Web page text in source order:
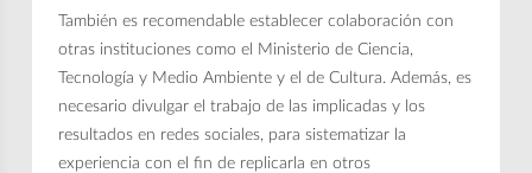
También es recomendable establecer colaboración con
otras instituciones como el Ministerio de Ciencia,
Tecnología y Medio Ambiente y el de Cultura. Además, es
necesario divulgar el trabajo de las implicadas y los
resultados en redes sociales, para sistematizar la
experiencia con el fin de replicarla en otros